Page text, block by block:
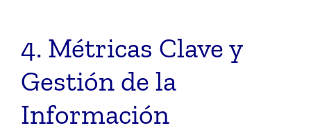
4. Métricas Clave y
Gestión de la
Información